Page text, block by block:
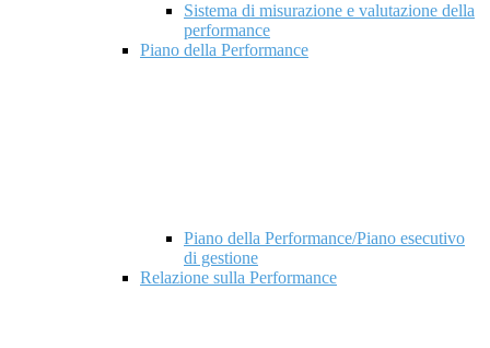
Sistema di misurazione e valutazione della
performance
Piano della Performance
Piano della Performance/Piano esecutivo
di gestione
Relazione sulla Performance